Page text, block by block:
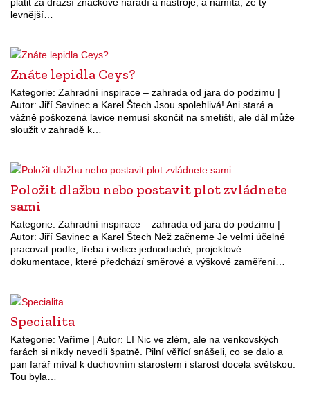
levnější…
Znáte lepidla Ceys?
Kategorie: Zahradní inspirace – zahrada od jara do podzimu |
Autor: Jiří Savinec a Karel Štech Jsou spolehlivá! Ani stará a
vážně poškozená lavice nemusí skončit na smetišti, ale dál může
sloužit v zahradě k…
Položit dlažbu nebo postavit plot zvládnete
sami
Kategorie: Zahradní inspirace – zahrada od jara do podzimu |
Autor: Jiří Savinec a Karel Štech Než začneme Je velmi účelné
pracovat podle, třeba i velice jednoduché, projektové
dokumentace, které předchází směrové a výškové zaměření…
Specialita
Kategorie: Vaříme | Autor: LI Nic ve zlém, ale na venkovských
farách si nikdy nevedli špatně. Pilní věřící snášeli, co se dalo a
pan farář míval k duchovním starostem i starost docela světskou.
Tou byla…